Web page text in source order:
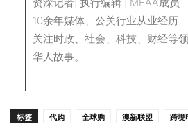
10余年媒体、公关行业从业经历
关注时政、社会、科技、财经等
华人故事。
标签 代购 全球购 澳新联盟 跨境